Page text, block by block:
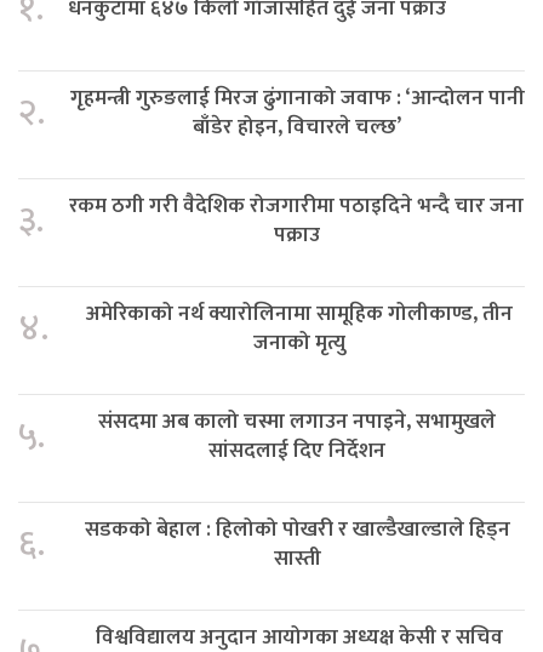
धनकुटामा ६४७ किलो गाँजासहित दुई जना पक्राउ
२.
गृहमन्त्री गुरुङलाई मिरज ढुंगानाको जवाफ : ‘आन्दोलन पानी
बाँडेर होइन, विचारले चल्छ’
३.
रकम ठगी गरी वैदेशिक रोजगारीमा पठाइदिने भन्दै चार जना
पक्राउ
४.
अमेरिकाको नर्थ क्यारोलिनामा सामूहिक गोलीकाण्ड, तीन
जनाको मृत्यु
५.
संसदमा अब कालो चस्मा लगाउन नपाइने, सभामुखले
सांसदलाई दिए निर्देशन
६.
सडकको बेहाल : हिलोको पोखरी र खाल्डैखाल्डाले हिड्न
सास्ती
विश्वविद्यालय अनुदान आयोगका अध्यक्ष केसी र सचिव